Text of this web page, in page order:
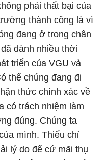
phải thất bại của
thành công là vì
đang ở trong chân
dành nhiều thời
triển của VGU và
thể chúng đang đi
thức chính xác về
có trách nhiệm làm
đúng. Chúng ta
mình. Thiếu chỉ
lý do để cứ mãi thụ